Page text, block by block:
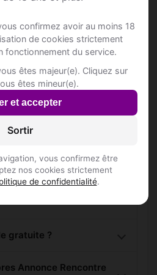
confirmez avoir au moins 18
de cookies strictement
fonctionnement du service.
êtes majeur(e). Cliquez sur
êtes mineur(e).
et accepter
Sortir
vous confirmez être
nos cookies strictement
de confidentialité.
gratuitement
fréquentes
Rencontre à
gratuite ?
Annonce Rencontre